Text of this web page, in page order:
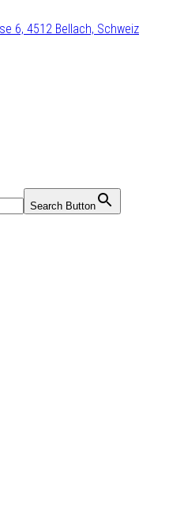
6, 4512 Bellach, Schweiz
Search Button